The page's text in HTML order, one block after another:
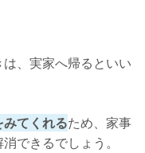
、実家へ帰るといい
てくれるため、家事
できるでしょう。